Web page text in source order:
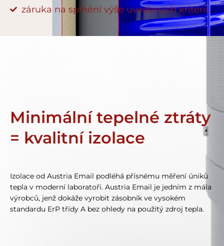
záruka na splnění výše uvedených kritérií
Minimální tepelné ztráty
= kvalitní izolace
Izolace od Austria Email podléhá přísnému měření úniků
tepla v moderní laboratoři. Austria Email je jedním z mála
výrobců, jenž dokáže vyrobit zásobník ve vysokém
standardu ErP třídy A bez ohledy na použitý zdroj tepla.